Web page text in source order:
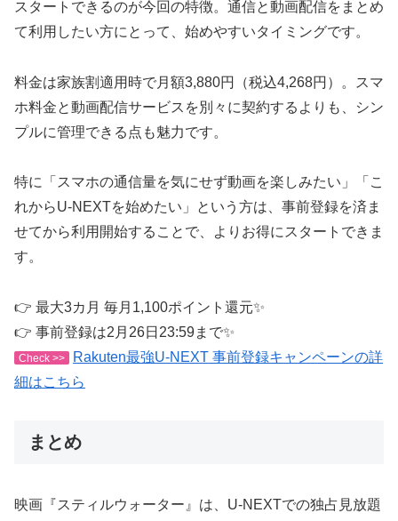
スタートできるのが今回の特徴。通信と動画配信をまとめ
て利用したい方にとって、始めやすいタイミングです。
料金は家族割適用時で月額3,880円（税込4,268円）。スマ
ホ料金と動画配信サービスを別々に契約するよりも、シン
プルに管理できる点も魅力です。
特に「スマホの通信量を気にせず動画を楽しみたい」「こ
れからU-NEXTを始めたい」という方は、事前登録を済ま
せてから利用開始することで、よりお得にスタートできま
す。
👉 最大3カ月 毎月1,100ポイント還元✨
👉 事前登録は2月26日23:59まで✨
Check >>
Rakuten最強U-NEXT 事前登録キャンペーンの詳
細はこちら
まとめ
映画『スティルウォーター』は、U-NEXTでの独占見放題